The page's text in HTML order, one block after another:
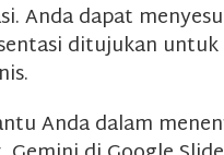
Anda dapat
ditujukan
Anda dalam